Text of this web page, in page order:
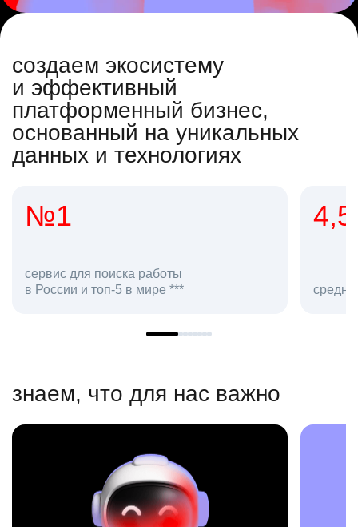
создаем экосистему
и эффективный
платформенный бизнес,
основанный на уникальных
данных и технологиях
работы
5 в мире ***
средняя оценка hh.ru
знаем, что для нас важно